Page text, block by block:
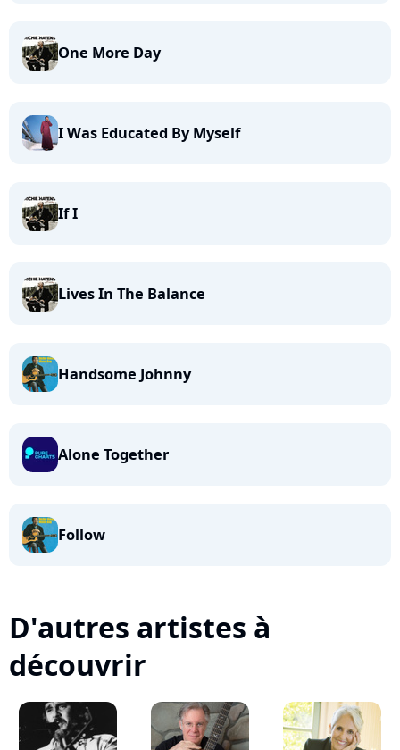
One More Day
I Was Educated By Myself
If I
Lives In The Balance
Handsome Johnny
Alone Together
Follow
D'autres artistes à
découvrir